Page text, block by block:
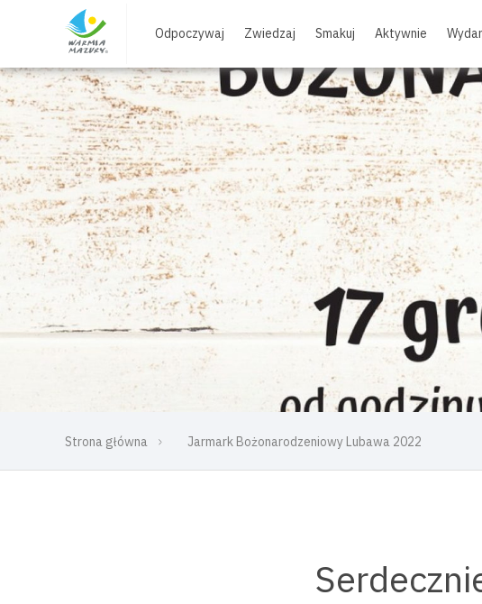
Odpoczywaj Zwiedzaj Smakuj Aktywnie
Strona główna Jarmark Bożonarodzeniowy Lubawa 2022